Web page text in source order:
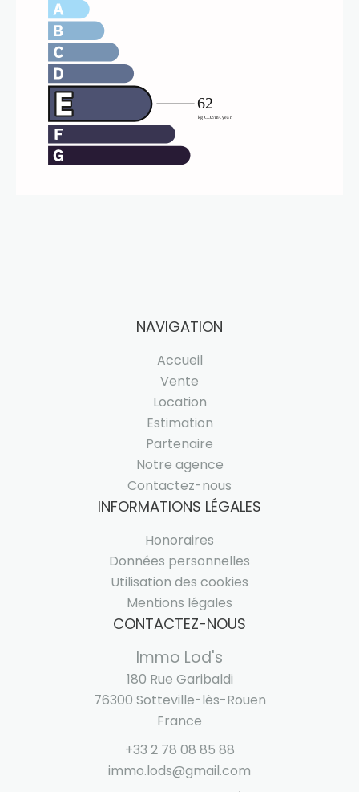
NAVIGATION
Accueil
Vente
Location
Estimation
Partenaire
Notre agence
Contactez-nous
INFORMATIONS LÉGALES
Honoraires
Données personnelles
Utilisation des cookies
Mentions légales
CONTACTEZ-NOUS
Immo Lod's
180 Rue Garibaldi
76300 Sotteville-lès-Rouen
France
+33 2 78 08 85 88
immo.lods@gmail.com